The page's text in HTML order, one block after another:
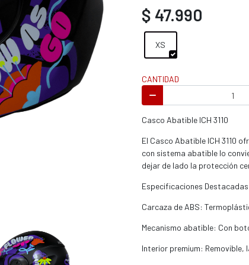
/ enduro
/ enduro / ATV
$ 47.990
XS
CANTIDAD
Casco Abatible ICH 3110
El Casco Abatible ICH 3110
con sistema abatible lo
dejar de lado la protección
Especificaciones Destacadas
Carcaza de ABS:
Mecanismo abatible: Con
Interior premium: